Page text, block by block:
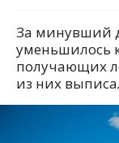
За минувший
уменьшилось
получающих
из них